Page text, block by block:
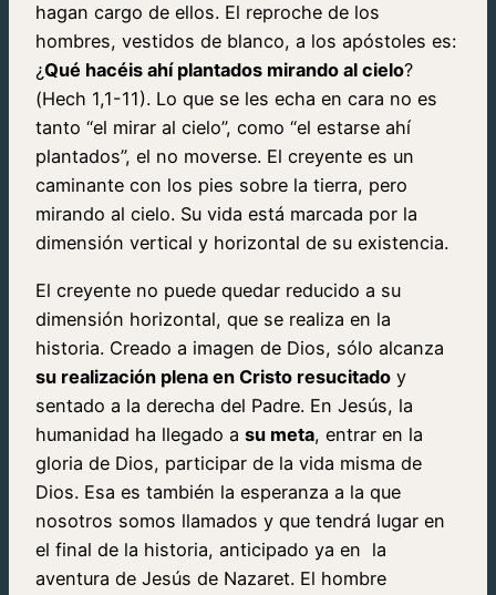
hagan cargo de ellos. El reproche de los
hombres, vestidos de blanco, a los apóstoles es:
¿Qué hacéis ahí plantados mirando al cielo?
(Hech 1,1-11). Lo que se les echa en cara no es
tanto “el mirar al cielo”, como “el estarse ahí
plantados”, el no moverse. El creyente es un
caminante con los pies sobre la tierra, pero
mirando al cielo. Su vida está marcada por la
dimensión vertical y horizontal de su existencia.
El creyente no puede quedar reducido a su
dimensión horizontal, que se realiza en la
historia. Creado a imagen de Dios, sólo alcanza
su realización plena en Cristo resucitado y
sentado a la derecha del Padre. En Jesús, la
humanidad ha llegado a su meta, entrar en la
gloria de Dios, participar de la vida misma de
Dios. Esa es también la esperanza a la que
nosotros somos llamados y que tendrá lugar en
el final de la historia, anticipado ya en la
aventura de Jesús de Nazaret. El hombre